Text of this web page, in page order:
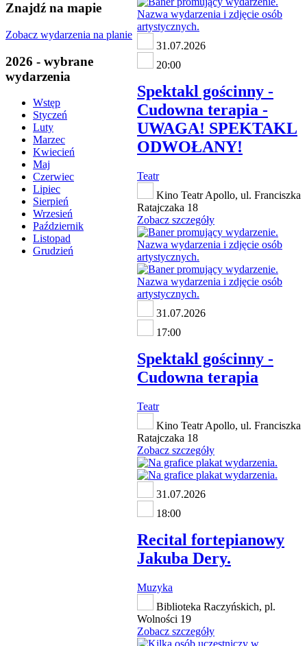
Znajdź na mapie
Zobacz wydarzenia na planie
2026 - wybrane
wydarzenia
Wstęp
Styczeń
Luty
Marzec
Kwiecień
Maj
Czerwiec
Lipiec
Sierpień
Wrzesień
Październik
Listopad
Grudzień
31.07.2026
20:00
Spektakl gościnny -
Cudowna terapia -
UWAGA! SPEKTAKL
ODWOŁANY!
Teatr
Kino Teatr Apollo, ul. Franciszka
Ratajczaka 18
Zobacz szczegóły
31.07.2026
17:00
Spektakl gościnny -
Cudowna terapia
Teatr
Kino Teatr Apollo, ul. Franciszka
Ratajczaka 18
Zobacz szczegóły
31.07.2026
18:00
Recital fortepianowy
Jakuba Dery.
Muzyka
Biblioteka Raczyńskich, pl.
Wolności 19
Zobacz szczegóły